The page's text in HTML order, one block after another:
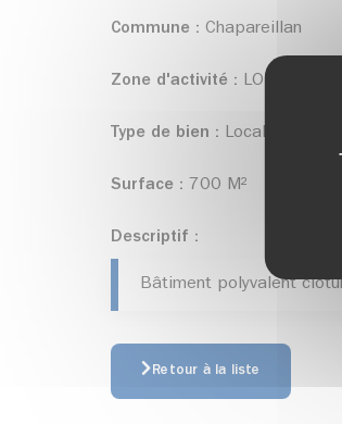
Commune : Chapareillan
Zone d'activité : LONGIFAN
Type de bien : Local d'activité
Surface : 700 M²
Descriptif :
Bâtiment polyvalent
Retour à la liste